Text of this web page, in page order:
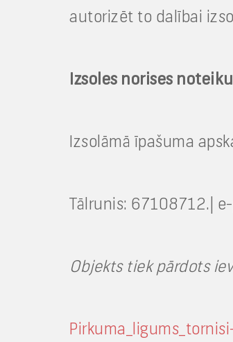
autorizēt to dalībai
Izsoles norises
Izsolāmā īpašuma
Tālrunis: 67108712.|
Objekts tiek pārdots